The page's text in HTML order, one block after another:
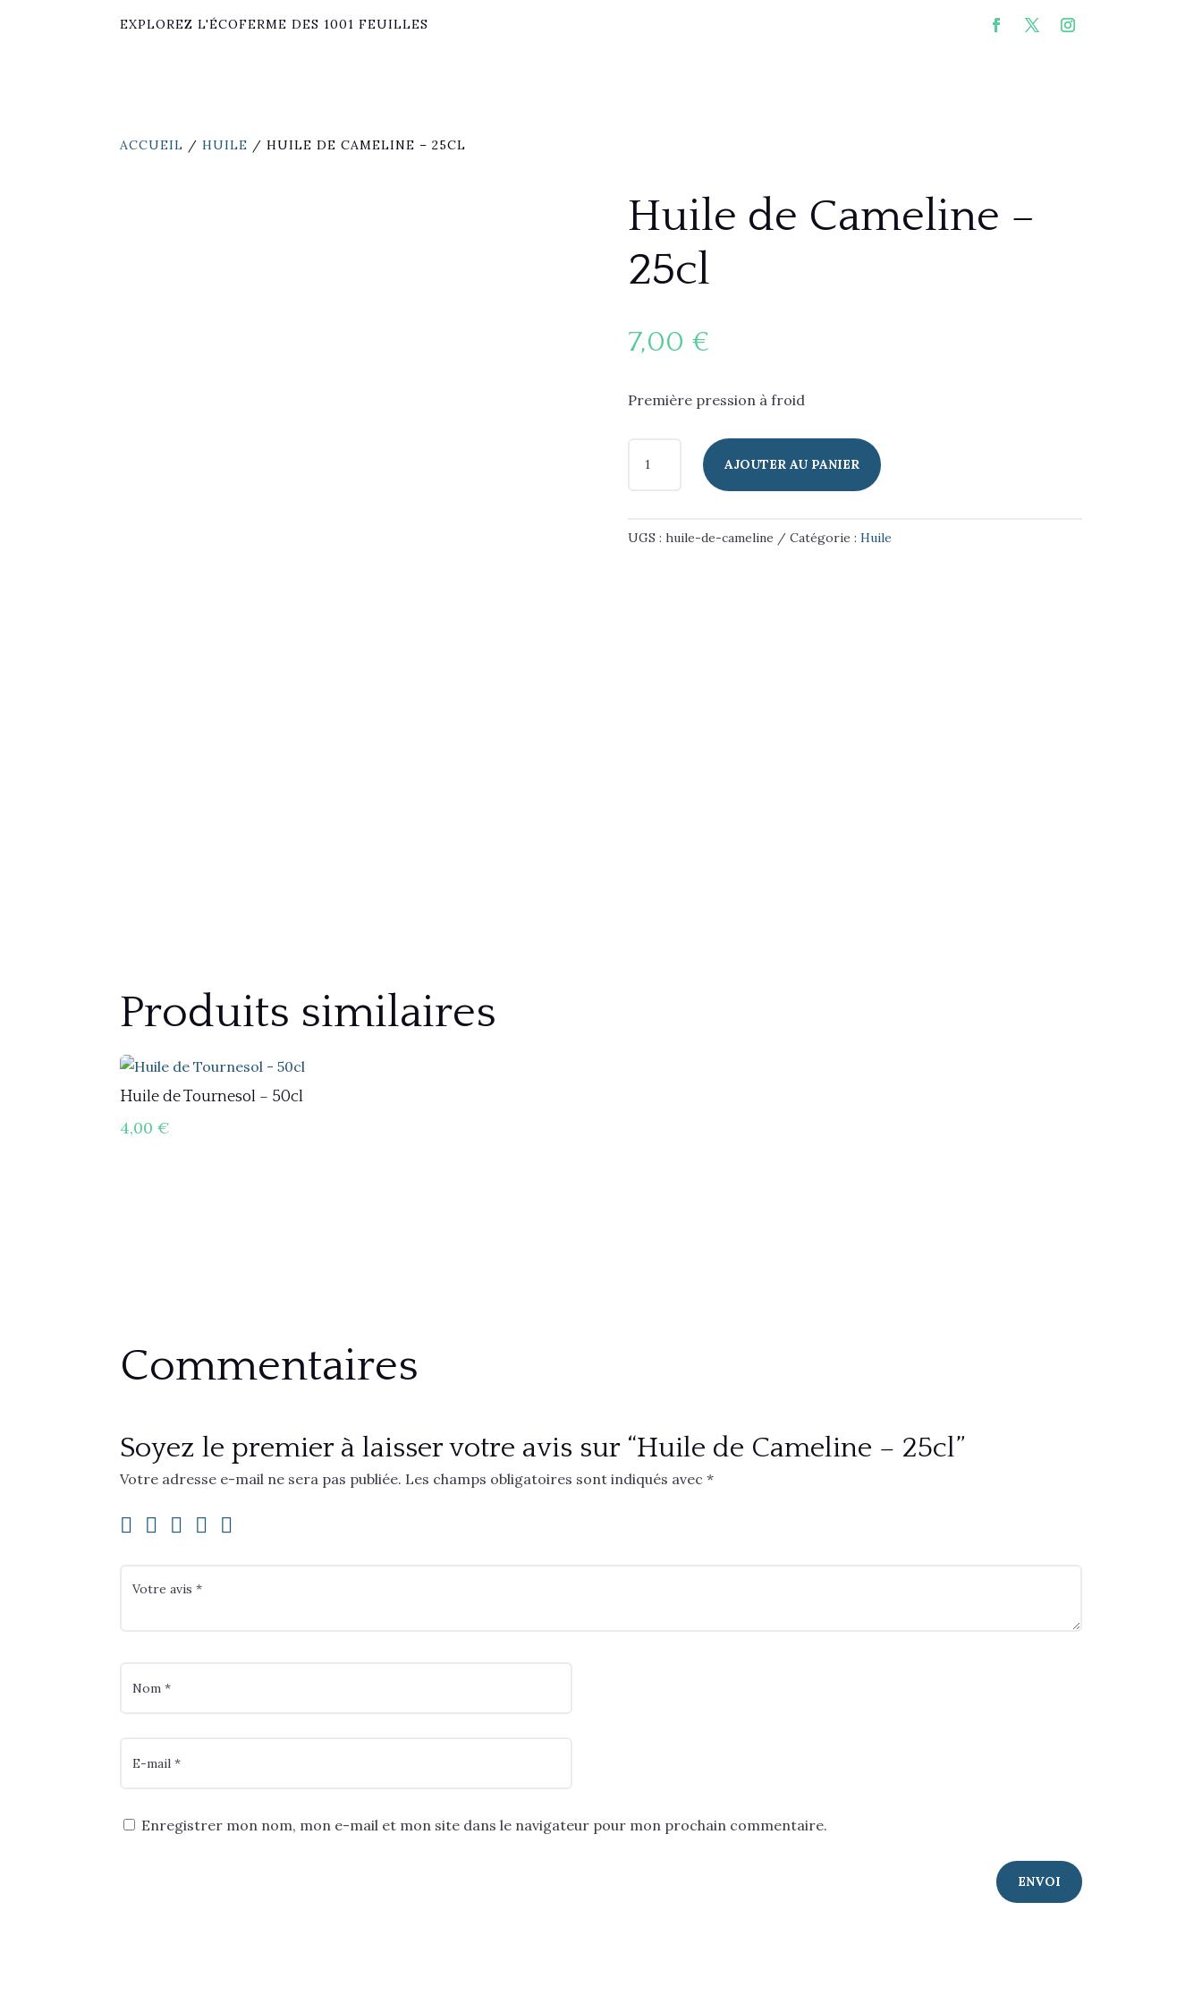
EXPLOREZ L'ÉCOFERME DES 1001 FEUILLES
ACCUEIL /HUILE / HUILE DE CAMELINE – 25CL
Huile de Cameline –
25cl
7,00 €
Première pression à froid
QUANTITÉ
AJOUTER AU PANIER
UGS : huile-de-cameline Catégorie : Huile
Produits similaires
Huile de Tournesol – 50cl
4,00€
Commentaires
Soyez le premier à laisser votre avis sur “Huile de Cameline – 25cl”
Votre adresse e-mail ne sera pas publiée. Les champs obligatoires sont indiqués avec*
Enregistrer mon nom, mon e-mail et mon site dans le navigateur pour mon prochain commentaire.
ENVOI